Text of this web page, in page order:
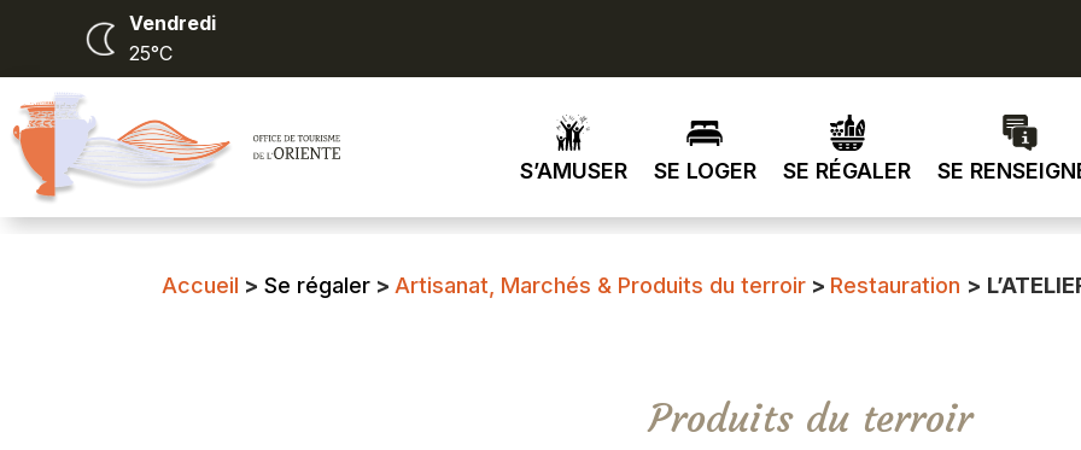
Vendredi
25°C
S’AMUSER SE LOGER SE RÉGALER SE
Accueil > Se régaler > Artisanat, Marchés & Produits du terroir > Restauration >
Produits du terroir